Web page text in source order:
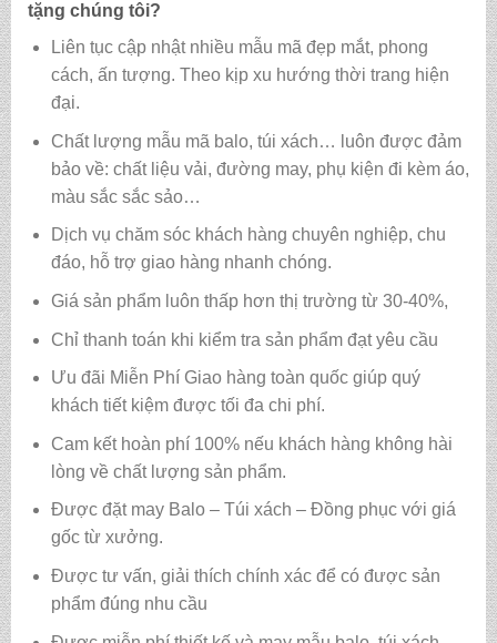
tặng chúng tôi?
Liên tục cập nhật nhiều mẫu mã đẹp mắt, phong
cách, ấn tượng. Theo kịp xu hướng thời trang hiện
đại.
Chất lượng mẫu mã balo, túi xách…
luôn được đảm
bảo về: chất liệu vải, đường may, phụ kiện đi kèm áo,
màu sắc sắc sảo…
Dịch vụ chăm sóc khách hàng chuyên nghiệp, chu
đáo, hỗ trợ giao hàng nhanh chóng.
Giá sản phẩm luôn thấp hơn thị trường từ 30-40%,
Chỉ thanh toán khi kiểm tra sản phẩm đạt yêu cầu
Ưu đãi Miễn Phí Giao hàng toàn quốc giúp quý
khách tiết kiệm được tối đa chi phí.
Cam kết hoàn phí 100% nếu khách hàng không hài
lòng về chất lượng sản phẩm.
Được đặt may Balo – Túi xách – Đồng phục với giá
gốc từ xưởng.
Được tư vấn, giải thích chính xác để có được sản
phẩm đúng nhu cầu